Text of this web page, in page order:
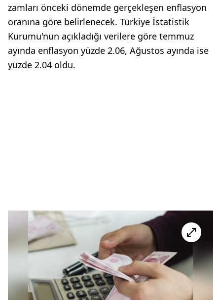
zamları önceki dönemde gerçekleşen enflasyon
oranına göre belirlenecek. Türkiye İstatistik
Kurumu'nun açıkladığı verilere göre temmuz
ayında enflasyon yüzde 2.06, Ağustos ayında ise
yüzde 2.04 oldu.